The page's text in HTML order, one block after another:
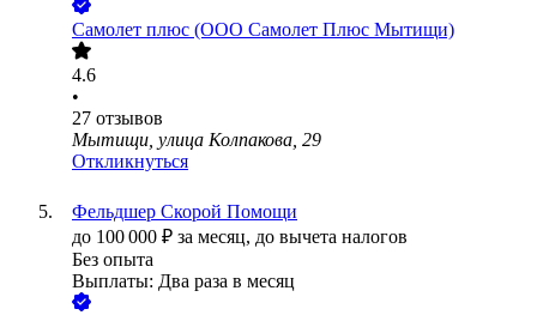
Самолет плюс (ООО Самолет Плюс Мытищи)
4.6
•
27 отзывов
Мытищи, улица Колпакова, 29
Откликнуться
Фельдшер Скорой Помощи
до 100 000 ₽ за месяц, до вычета налогов
Без опыта
Выплаты: Два раза в месяц